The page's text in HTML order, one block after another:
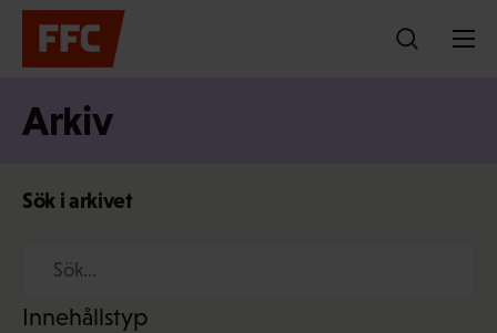
Hoppa
innehållet
Arkiv
Sök i arkivet
Sök
Innehållstyp